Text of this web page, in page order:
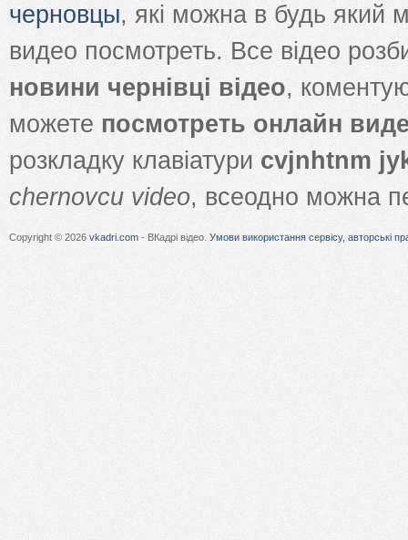
черновцы, які можна в будь який
видео посмотреть. Все відео
новини чернівці відео,
можете посмотреть онлайн
розкладку клавіатури cvjnhtnm
chernovcu video, всеодно можна
Copyright © 2026 vkadri.com - ВКадрі відео. Умови використання сервісу, авторські